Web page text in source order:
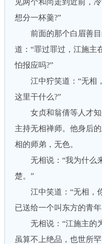
见两个和尚走到近前，
想分一杯羹?”
前面的那个白眉善目
道：“罪过罪过，江施主
怕报应吗?”
江中狞笑道：“无相，
这里干什么?”
女贞和翁倩等人才知
主持无相禅师。他身后
相的师弟，无色。
无相说：“我为什么
楚。”
江中笑道：“无相，
已送给一个叫东方的青
无相说：“江施主的为
虽算不上绝品，也世所